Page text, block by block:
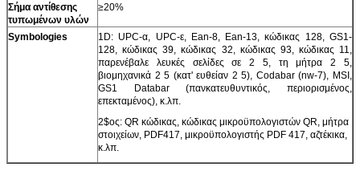
Σήμα αντίθεσης
τυπωμένων υλών
≥20%
Symbologies
1D: UPC-α, UPC-ε, Ean-8, Ean-13, κώδικας 128, GS1-
128, κώδικας 39, κώδικας 32, κώδικας 93, κώδικας 11,
παρενέβαλε λευκές σελίδες σε 2 5, τη μήτρα 2 5,
βιομηχανικά 2 5 (κατ' ευθείαν 2 5), Codabar (nw-7), MSI,
GS1 Databar (πανκατευθυντικός, περιορισμένος,
επεκταμένος), κ.λπ.
2$ος: QR κώδικας, κώδικας μικροϋπολογιστών QR, μήτρα
στοιχείων, PDF417, μικροϋπολογιστής PDF 417, αζτέκικα,
κ.λπ.